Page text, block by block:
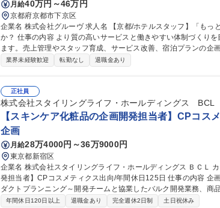
月給40万円～46万円
京都府京都市下京区
企業名 株式会社グルーヴ 求人名 【京都/ホテルスタッフ】「もっと良いホテルにしたい」想いを形にしません
か？ 仕事の内容 より質の高いサービスと働きやすい体制づくりを目指し新たなホテル運営マネージャーを募集し
ます。売上管理やスタッフ育成、サービス改善、宿泊プランの企
ションです。 ＞＞仕事内容＜＜ ホテル運営全般をお任せします！ ■ホテル全体の運営管理 ■アルバイトスタッフ
上に向けた改善 ■施設/設備の維持管理 ■地域との連携やイベン
本社との連携 ■備品等の在庫管理/発注業務 ■電話/メール対応 ■清掃業務など 募集職種 【京都/ホ
「もっと良いホテルにしたい」想いを形にしませんか？
業界未経験歓迎 転勤なし 退職金あり
正社員
株式会社スタイリングライフ・ホールディングス
【スキンケア化粧品の企画開発担当者】CPコス
企画
月給28万4000円～36万9000円
東京都新宿区
企業名 株式会社スタイリングライフ・ホールディングス ＢＣＬ カンパニー 求人名 【スキンケア
発担当者】CPコスメティクス出向/年間休日125日 仕事の内容 企画プランナーとして、スキンケアを中心にプロ
ダクトプランニング～開発チームと協業したバルク開発業務、商
きます。 【立案】■販売データ分析、課題抽出等企画背景構築 ■リリース計画案(短期・中長期)、新商品の提案
年間休日120日以上 退職金あり 完全週休2日制 土日祝休み